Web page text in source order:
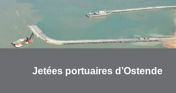
Jetées portuaires d’Ostende